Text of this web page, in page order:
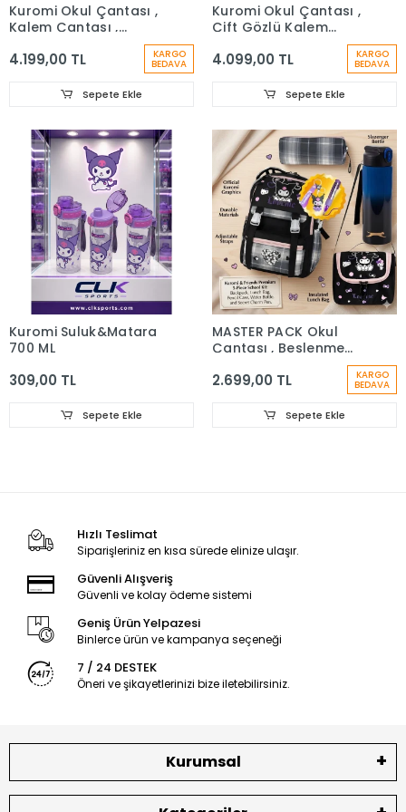
Kuromi Okul Çantası ,
Kalem Çantası ,
Anahtarlık ve Matara
Hediye
4.199,00 TL KARGO
BEDAVA
Sepete Ekle
Kuromi Okul Çantası ,
Çift Gözlü Kalem
Çantası , Anahtarlık ve
Lisanslı Suluk Matara
4.099,00 TL KARGO
BEDAVA
Sepete Ekle
Kuromi Suluk&Matara
700 ML
309,00 TL
Sepete Ekle
MASTER PACK Okul
Çantası , Beslenme
Kuromi Anahtarlık ,
Kuromi Silgi , Matara
2.699,00 TL KARGO
BEDAVA
Sepete Ekle
Hızlı Teslimat
Siparişleriniz en kısa sürede elinize ulaşır.
Güvenli Alışveriş
Güvenli ve kolay ödeme sistemi
Geniş Ürün Yelpazesi
Binlerce ürün ve kampanya seçeneği
7 / 24 DESTEK
Öneri ve şikayetlerinizi bize iletebilirsiniz.
Kurumsal